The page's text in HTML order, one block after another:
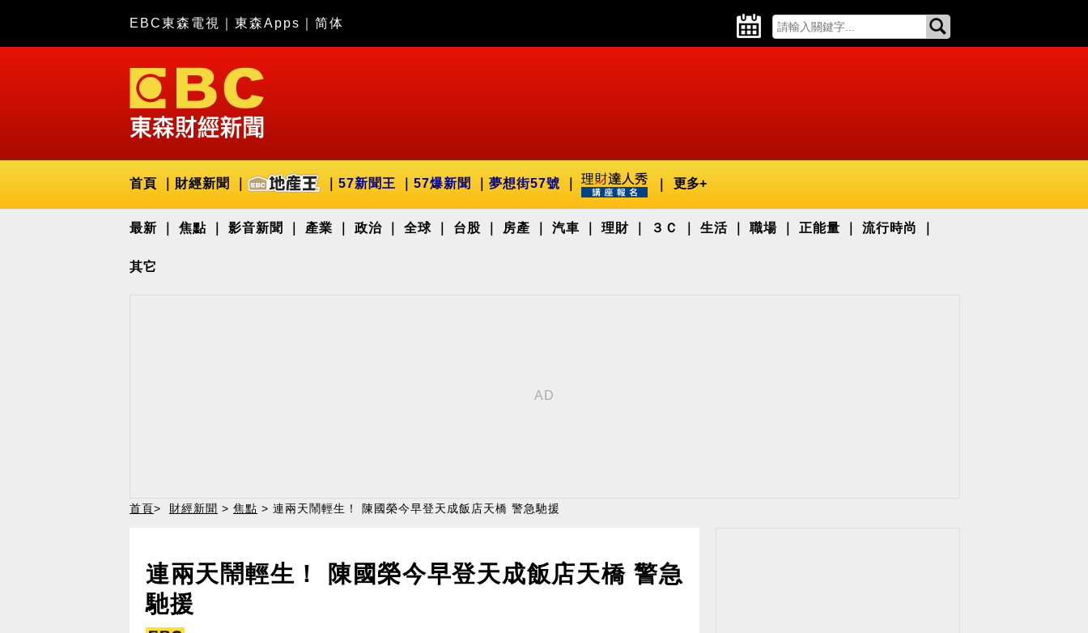
EBC東森電視 東森Apps 简体
首頁 財經新聞 57新聞王 57爆新聞 夢想街57號 更多+
最新 焦點 影音新聞 產業 政治 全球 台股 房產 汽車 理財 ３Ｃ 生活 職場 正能量 流行時尚
其它
首頁> 財經新聞 > 焦點 > 連兩天鬧輕生！ 陳國榮今早登天成飯店天橋 警急馳援
連兩天鬧輕生！ 陳國榮今早登天成飯店天橋 警急
馳援